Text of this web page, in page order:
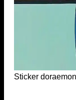
Sticker